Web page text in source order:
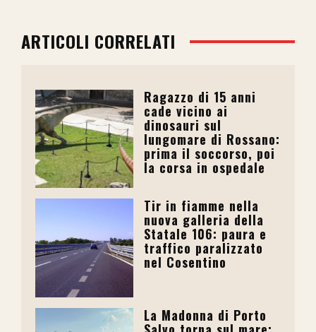
ARTICOLI CORRELATI
Ragazzo di 15 anni
cade vicino ai
dinosauri sul
lungomare di Rossano:
prima il soccorso, poi
la corsa in ospedale
Tir in fiamme nella
nuova galleria della
Statale 106: paura e
traffico paralizzato
nel Cosentino
La Madonna di Porto